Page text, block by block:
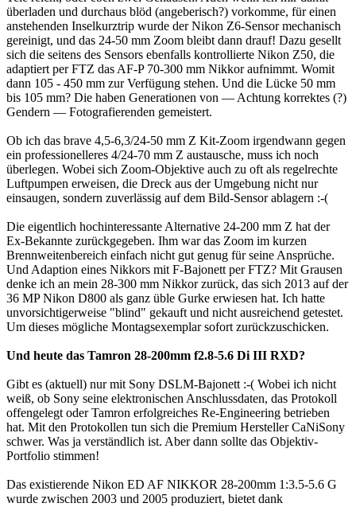
überladen und durchaus blöd (angeberisch?) vorkomme, für einen
anstehenden Inselkurztrip wurde der Nikon Z6-Sensor mechanisch
gereinigt, und das 24-50 mm Zoom bleibt dann drauf! Dazu gesellt
sich die seitens des Sensors ebenfalls kontrollierte Nikon Z50, die
adaptiert per FTZ das AF-P 70-300 mm Nikkor aufnimmt. Womit
dann 105 - 450 mm zur Verfügung stehen. Und die Lücke 50 mm
bis 105 mm? Die haben Generationen von — Achtung korrektes (?)
Gendern — Fotografierenden gemeistert.
Ob ich das brave 4,5-6,3/24-50 mm Z Kit-Zoom irgendwann gegen
ein professionelleres 4/24-70 mm Z austausche, muss ich noch
überlegen. Wobei sich Zoom-Objektive auch zu oft als regelrechte
Luftpumpen erweisen, die Dreck aus der Umgebung nicht nur
einsaugen, sondern zuverlässig auf dem Bild-Sensor ablagern :-(
Die eigentlich hochinteressante Alternative 24-200 mm Z hat der
Ex-Bekannte zurückgegeben. Ihm war das Zoom im kurzen
Brennweitenbereich einfach nicht gut genug für seine Ansprüche.
Und Adaption eines Nikkors mit F-Bajonett per FTZ? Mit Grausen
denke ich an mein 28-300 mm Nikkor zurück, das sich 2013 auf der
36 MP Nikon D800 als ganz üble Gurke erwiesen hat. Ich hatte
unvorsichtigerweise "blind" gekauft und nicht ausreichend getestet.
Um dieses mögliche Montagsexemplar sofort zurückzuschicken.
Und heute das Tamron 28-200mm f2.8-5.6 Di III RXD?
Gibt es (aktuell) nur mit Sony DSLM-Bajonett :-( Wobei ich nicht
weiß, ob Sony seine elektronischen Anschlussdaten, das Protokoll
offengelegt oder Tamron erfolgreiches Re-Engineering betrieben
hat. Mit den Protokollen tun sich die Premium Hersteller CaNiSony
schwer. Was ja verständlich ist. Aber dann sollte das Objektiv-
Portfolio stimmen!
Das existierende Nikon ED AF NIKKOR 28-200mm 1:3.5-5.6 G
wurde zwischen 2003 und 2005 produziert, bietet dank